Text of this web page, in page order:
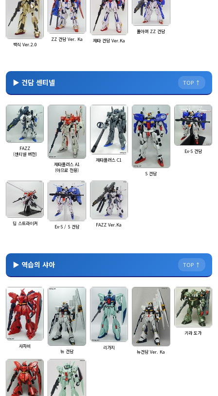
백식 Ver.2.0
ZZ 건담 Ver. Ka 제타 건담 Ver.Ka
풀아머 ZZ 건담
▶ 건담 센티넬 TOP ↑
FAZZ
(센티넬 버전)
제타플러스 A1
(아므로 전용)
제타플러스 C1
S 건담
Ex-S 건담
딥 스트라이커 Ex-S / S 건담 FAZZ Ver.Ka
▶ 역습의 샤아 TOP ↑
사자비
뉴 건담
리가지
뉴건담 Ver. Ka
기라 도가